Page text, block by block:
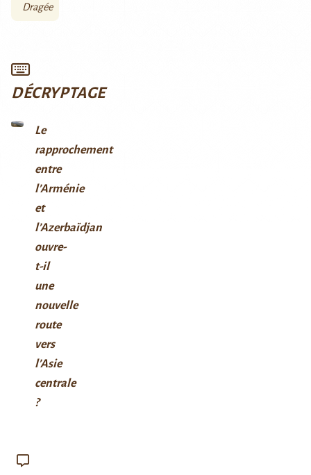
Dragée
DÉCRYPTAGE
Le
rapprochement
entre
l’Arménie
et
l’Azerbaïdjan
ouvre-
t-il
une
nouvelle
route
vers
l’Asie
centrale
?